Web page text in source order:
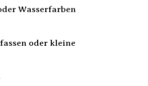
Wasserfarben
oder kleine